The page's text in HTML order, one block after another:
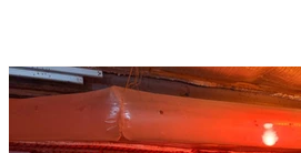
Le monde des abeilles et du miel